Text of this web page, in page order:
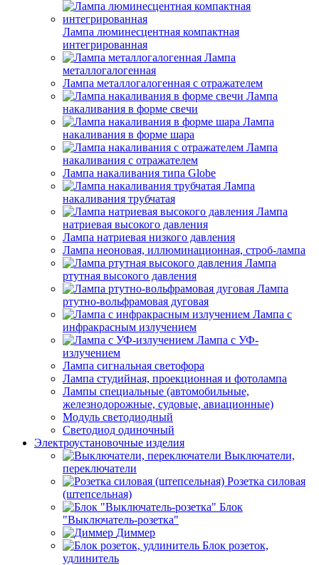
Лампа люминесцентная компактная
интегрированная
Лампа
металлогалогенная
Лампа металлогалогенная с отражателем
Лампа
накаливания в форме свечи
Лампа
накаливания в форме шара
Лампа
накаливания с отражателем
Лампа накаливания типа Globe
Лампа
накаливания трубчатая
Лампа
натриевая высокого давления
Лампа натриевая низкого давления
Лампа неоновая, иллюминационная, строб-лампа
Лампа
ртутная высокого давления
Лампа
ртутно-вольфрамовая дуговая
Лампа с
инфракрасным излучением
Лампа с УФ-
излучением
Лампа сигнальная светофора
Лампа студийная, проекционная и фотолампа
Лампы специальные (автомобильные,
железнодорожные, судовые, авиационные)
Модуль светодиодный
Светодиод одиночный
Электроустановочные изделия
Выключатели,
переключатели
Розетка силовая
(штепсельная)
Блок
"Выключатель-розетка"
Диммер
Блок розеток,
удлинитель